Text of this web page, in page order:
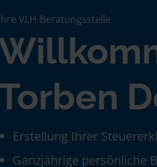
VLH-Beratungsstelle
Erstellung Ihrer
Ganzjährige persönliche